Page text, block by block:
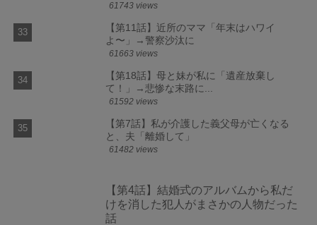
61743 views
【第11話】近所のママ「年末はハワイ
よ〜」→警察沙汰に
61663 views
【第18話】母と妹が私に「遺産放棄し
て！」→悲惨な末路に...
61592 views
【第7話】私が介護した義父母が亡くなる
と、夫「離婚して」
61482 views
【第4話】結婚式のアルバムから私だ
けを消した犯人がまさかの人物だった
話